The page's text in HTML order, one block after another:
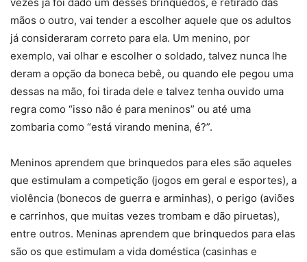
mãos o outro, vai tender a escolher aquele que os adultos
já consideraram correto para ela. Um menino, por
exemplo, vai olhar e escolher o soldado, talvez nunca lhe
deram a opção da boneca bebê, ou quando ele pegou uma
dessas na mão, foi tirada dele e talvez tenha ouvido uma
regra como “isso não é para meninos” ou até uma
zombaria como “está virando menina, é?”.
Meninos aprendem que brinquedos para eles são aqueles
que estimulam a competição (jogos em geral e esportes), a
violência (bonecos de guerra e arminhas), o perigo (aviões
e carrinhos, que muitas vezes trombam e dão piruetas),
entre outros. Meninas aprendem que brinquedos para elas
são os que estimulam a vida doméstica (casinhas e